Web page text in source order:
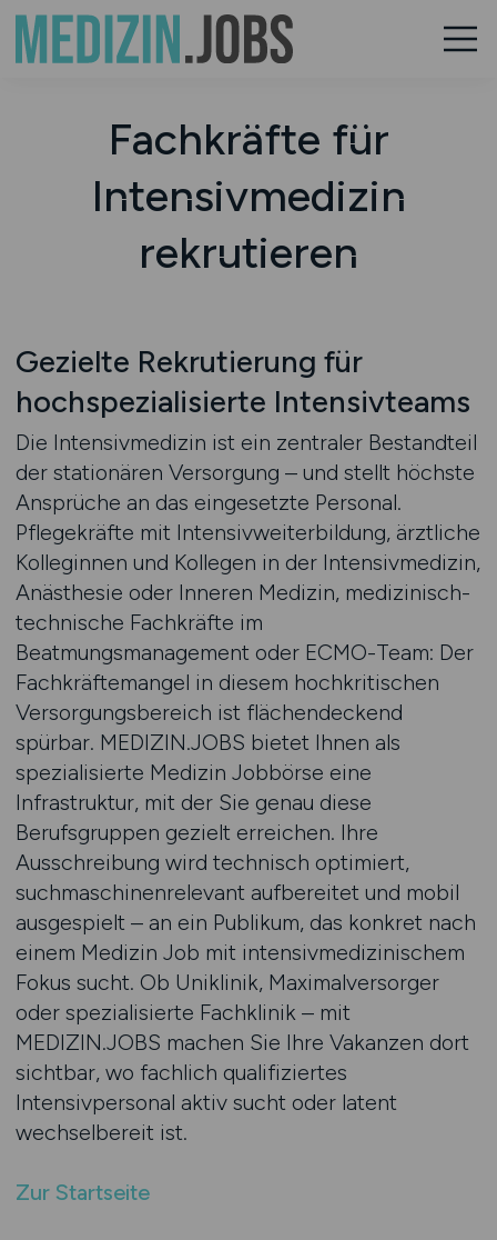
Fachkräfte für
Intensivmedizin
rekrutieren
Gezielte Rekrutierung für
hochspezialisierte Intensivteams
Die Intensivmedizin ist ein zentraler Bestandteil
der stationären Versorgung – und stellt höchste
Ansprüche an das eingesetzte Personal.
Pflegekräfte mit Intensivweiterbildung, ärztliche
Kolleginnen und Kollegen in der Intensivmedizin,
Anästhesie oder Inneren Medizin, medizinisch-
technische Fachkräfte im
Beatmungsmanagement oder ECMO-Team: Der
Fachkräftemangel in diesem hochkritischen
Versorgungsbereich ist flächendeckend
spürbar. MEDIZIN.JOBS bietet Ihnen als
spezialisierte Medizin Jobbörse eine
Infrastruktur, mit der Sie genau diese
Berufsgruppen gezielt erreichen. Ihre
Ausschreibung wird technisch optimiert,
suchmaschinenrelevant aufbereitet und mobil
ausgespielt – an ein Publikum, das konkret nach
einem Medizin Job mit intensivmedizinischem
Fokus sucht. Ob Uniklinik, Maximalversorger
oder spezialisierte Fachklinik – mit
MEDIZIN.JOBS machen Sie Ihre Vakanzen dort
sichtbar, wo fachlich qualifiziertes
Intensivpersonal aktiv sucht oder latent
wechselbereit ist.
Zur Startseite